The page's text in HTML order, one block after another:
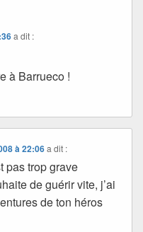
a dit :
à Barrueco !
à 22:06 a dit :
pas trop grave
de guérir vite, j’ai
de ton héros